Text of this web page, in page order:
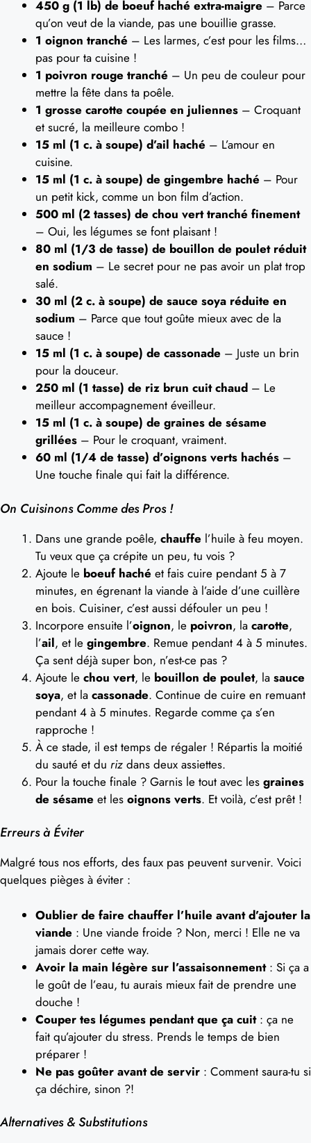
450 g (1 lb) de boeuf haché extra-maigre – Parce
qu’on veut de la viande, pas une bouillie grasse.
1 oignon tranché – Les larmes, c’est pour les films…
pas pour ta cuisine !
1 poivron rouge tranché – Un peu de couleur pour
mettre la fête dans ta poêle.
1 grosse carotte coupée en juliennes – Croquant
et sucré, la meilleure combo !
15 ml (1 c. à soupe) d’ail haché – L’amour en
cuisine.
15 ml (1 c. à soupe) de gingembre haché – Pour
un petit kick, comme un bon film d’action.
500 ml (2 tasses) de chou vert tranché finement
– Oui, les légumes se font plaisant !
80 ml (1/3 de tasse) de bouillon de poulet réduit
en sodium – Le secret pour ne pas avoir un plat trop
salé.
30 ml (2 c. à soupe) de sauce soya réduite en
sodium – Parce que tout goûte mieux avec de la
sauce !
15 ml (1 c. à soupe) de cassonade – Juste un brin
pour la douceur.
250 ml (1 tasse) de riz brun cuit chaud – Le
meilleur accompagnement éveilleur.
15 ml (1 c. à soupe) de graines de sésame
grillées – Pour le croquant, vraiment.
60 ml (1/4 de tasse) d’oignons verts hachés –
Une touche finale qui fait la différence.
On Cuisinons Comme des Pros !
Dans une grande poêle, chauffe l’huile à feu moyen.
Tu veux que ça crépite un peu, tu vois ?
Ajoute le boeuf haché et fais cuire pendant 5 à 7
minutes, en égrenant la viande à l’aide d’une cuillère
en bois. Cuisiner, c’est aussi défouler un peu !
Incorpore ensuite l’oignon, le poivron, la carotte,
l’ail, et le gingembre. Remue pendant 4 à 5 minutes.
Ça sent déjà super bon, n’est-ce pas ?
Ajoute le chou vert, le bouillon de poulet, la sauce
soya, et la cassonade. Continue de cuire en remuant
pendant 4 à 5 minutes. Regarde comme ça s’en
rapproche !
À ce stade, il est temps de régaler ! Répartis la moitié
du sauté et du riz dans deux assiettes.
Pour la touche finale ? Garnis le tout avec les graines
de sésame et les oignons verts. Et voilà, c’est prêt !
Erreurs à Éviter
Malgré tous nos efforts, des faux pas peuvent survenir. Voici
quelques pièges à éviter :
Oublier de faire chauffer l’huile avant d’ajouter la
viande : Une viande froide ? Non, merci ! Elle ne va
jamais dorer cette way.
Avoir la main légère sur l’assaisonnement: Si ça a
le goût de l’eau, tu aurais mieux fait de prendre une
douche !
Couper tes légumes pendant que ça cuit: ça ne
fait qu’ajouter du stress. Prends le temps de bien
préparer !
Ne pas goûter avant de servir : Comment saura-tu si
ça déchire, sinon ?!
Alternatives & Substitutions